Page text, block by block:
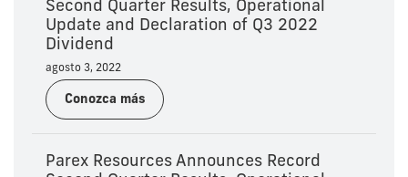
Second Quarter Results, Operational
Update and Declaration of Q3 2022
Dividend
agosto 3, 2022
Conozca más
Parex Resources Announces Record